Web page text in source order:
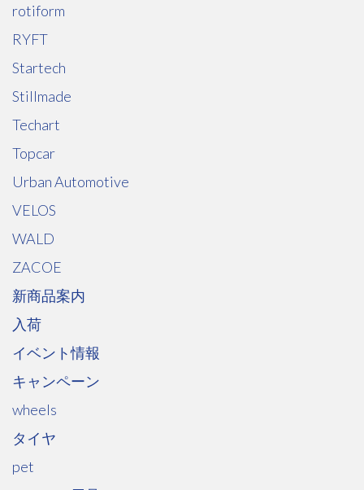
rotiform
RYFT
Startech
Stillmade
Techart
Topcar
Urban Automotive
VELOS
WALD
ZACOE
新商品案内
入荷
イベント情報
キャンペーン
wheels
タイヤ
pet